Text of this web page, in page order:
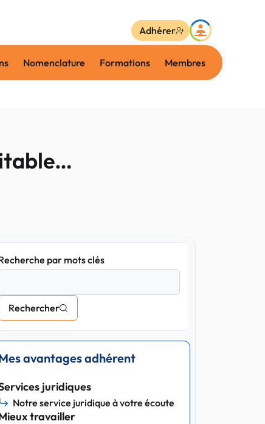
Nomenclature Formations Membres
Adhérer
par mots clés
Rechercher
avantages adhérent
juridiques
Notre service juridique à votre écoute
travailler